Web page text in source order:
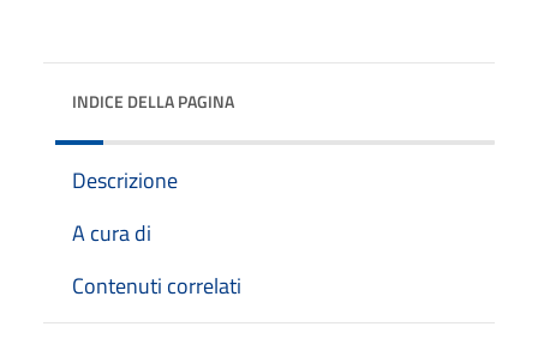
INDICE DELLA PAGINA
Descrizione
A cura di
Contenuti correlati